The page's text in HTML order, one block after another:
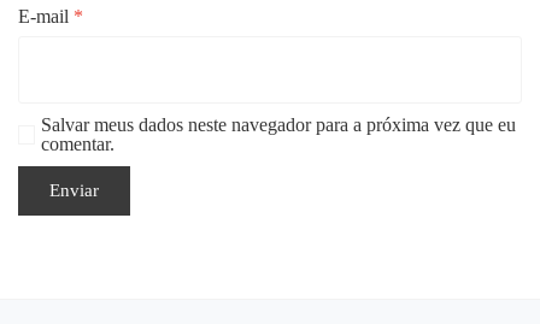
E-mail *
Salvar meus dados neste navegador para a próxima vez que eu
comentar.